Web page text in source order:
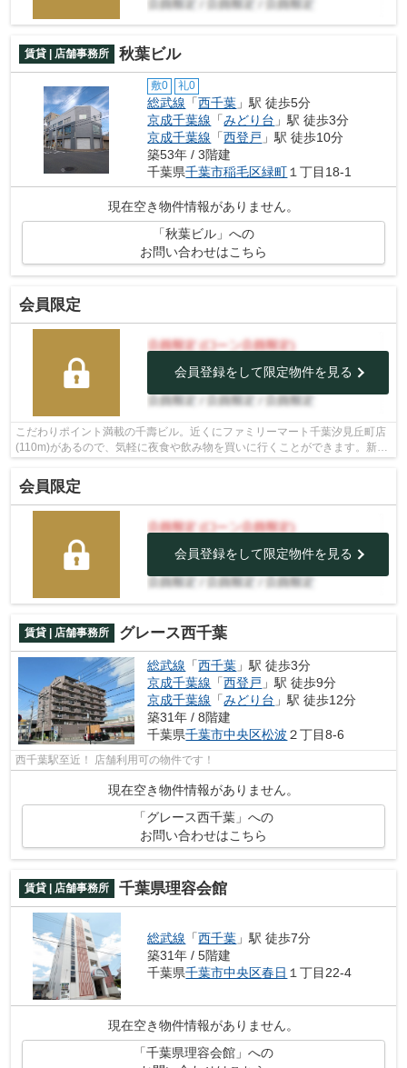
賃貸 | 店舗事務所 秋葉ビル
敷0 礼0
総武線 「西千葉 」駅 徒歩5分
京成千葉線 「みどり台 」駅 徒歩3分
京成千葉線 「西登戸 」駅 徒歩10分
築53年 / 3階建
千葉県千葉市稲毛区緑町１丁目18-1
現在空き物件情報がありません。
「秋葉ビル」への
お問い合わせはこちら
会員限定
会員登録をして限定物件を見る
こだわりポイント満載の千壽ビル。近くにファミリーマート千葉汐見丘町店
(110m)があるので、気軽に夜食や飲み物を買いに行くことができます。新し
会員限定
会員登録をして限定物件を見る
賃貸 | 店舗事務所 グレース西千葉
総武線 「西千葉 」駅 徒歩3分
京成千葉線 「西登戸 」駅 徒歩9分
京成千葉線 「みどり台 」駅 徒歩12分
築31年 / 8階建
千葉県千葉市中央区松波 ２丁目8-6
西千葉駅至近！ 店舗利用可の物件です！
現在空き物件情報がありません。
「グレース西千葉」への
お問い合わせはこちら
賃貸 | 店舗事務所 千葉県理容会館
総武線 「西千葉 」駅 徒歩7分
築31年 / 5階建
千葉県千葉市中央区春日 １丁目22-4
現在空き物件情報がありません。
「千葉県理容会館」への